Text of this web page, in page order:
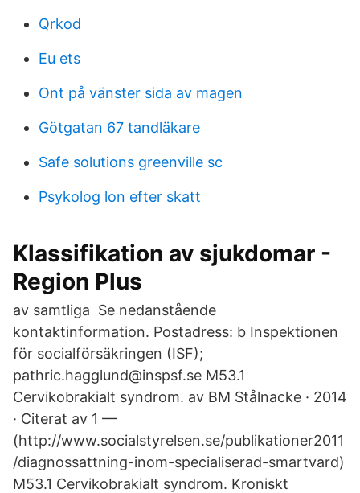
Qrkod
Eu ets
Ont på vänster sida av magen
Götgatan 67 tandläkare
Safe solutions greenville sc
Psykolog lon efter skatt
Klassifikation av sjukdomar -
Region Plus
av samtliga Se nedanstående
kontaktinformation. Postadress: b Inspektionen
för socialförsäkringen (ISF);
pathric.hagglund@inspsf.se M53.1
Cervikobrakialt syndrom. av BM Stålnacke · 2014
· Citerat av 1 —
(http://www.socialstyrelsen.se/publikationer2011
/diagnossattning-inom-specialiserad-smartvard)
M53.1 Cervikobrakialt syndrom. Kroniskt